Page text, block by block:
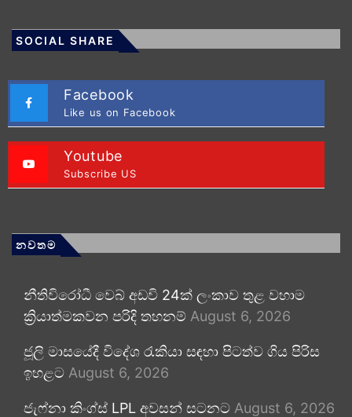
SOCIAL SHARE
Facebook
Like us on Facebook
Youtube
Subscribe US
නවතම
නීතිවිරෝධී වෙබ් අඩවි 24ක් ලංකාව තුළ වහාම
ක්‍රියාත්මකවන පරිදි තහනම් August 6, 2026
ජූලි මාසයේදී විදේශ රැකියා සඳහා පිටත්ව ගිය පිරිස
ඉහළට August 6, 2026
ජැෆ්නා කිංග්ස් LPL අවසන් සටනට August 6, 2026